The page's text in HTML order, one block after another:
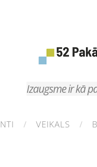
Izaugsme ir kā
VEIKALS